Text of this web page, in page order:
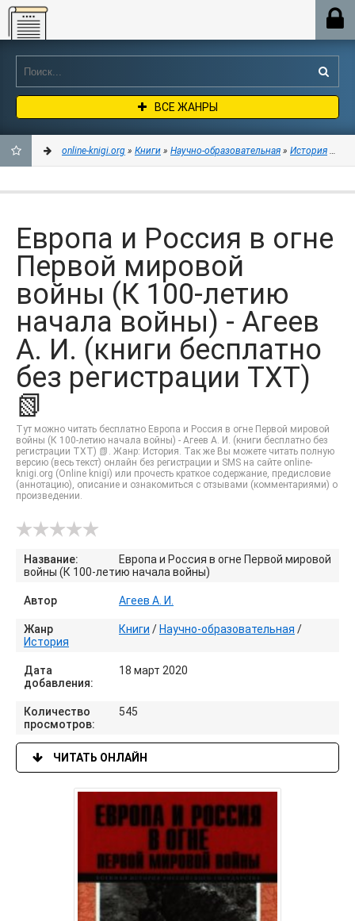
Online-knigi.org
ВСЕ ЖАНРЫ
ЗАКЛАДКИ
online-knigi.org » Книги » Научно-образовательная » История »
Европа и Россия в огне
Первой мировой
войны (К 100-летию
начала войны) - Агеев
А. И. (книги бесплатно
без регистрации TXT)
📗
Тут можно читать бесплатно Европа и Россия в огне Первой мировой
войны (К 100-летию начала войны) - Агеев А. И. (книги бесплатно без
регистрации TXT) 📗. Жанр: История. Так же Вы можете читать полную
версию (весь текст) онлайн без регистрации и SMS на сайте online-
knigi.org (Online knigi) или прочесть краткое содержание, предисловие
(аннотацию), описание и ознакомиться с отзывами (комментариями) о
произведении.
Название:
Европа и Россия в огне Первой мировой
войны (К 100-летию начала войны)
Автор Агеев А. И.
Жанр Книги / Научно-образовательная /
История
Дата
добавления:
18 март 2020
Количество
просмотров:
545
ЧИТАТЬ ОНЛАЙН